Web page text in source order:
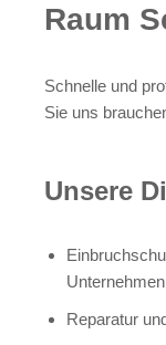
Raum
Schnelle und
Sie uns
Unsere
Reparatur